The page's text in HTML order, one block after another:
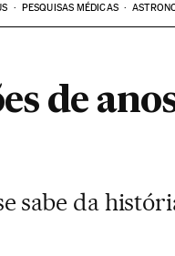
PESQUISAS MÉDICAS
de
sabe da